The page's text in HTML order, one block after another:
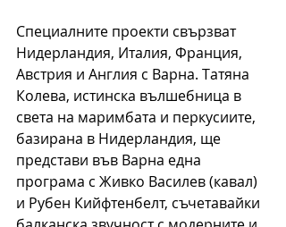
Специалните проекти свързват
Нидерландия, Италия, Франция,
Австрия и Англия с Варна. Татяна
Колева, истинска вълшебница в
света на маримбата и перкусиите,
базирана в Нидерландия, ще
представи във Варна една
програма с Живко Василев (кавал)
и Рубен Кийфтенбелт, съчетавайки